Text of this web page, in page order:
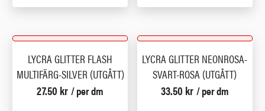
LYCRA GLITTER FLASH
MULTIFÄRG-SILVER (UTGÅTT)
27.50 kr / per dm
LYCRA GLITTER NEONROSA-
SVART-ROSA (UTGÅTT)
33.50 kr / per dm